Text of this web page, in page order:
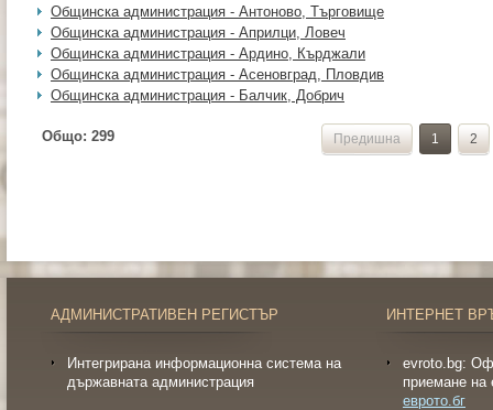
Общинска администрация - Антоново, Търговище
Общинска администрация - Априлци, Ловеч
Общинска администрация - Ардино, Кърджали
Общинска администрация - Асеновград, Пловдив
Общинска администрация - Балчик, Добрич
Общо: 299 Предишна 1 2
АДМИНИСТРАТИВЕН РЕГИСТЪР
Интегрирана информационна система на
държавната администрация
ИНТЕРНЕТ
evroto.bg:
приемане на
еврото.бг